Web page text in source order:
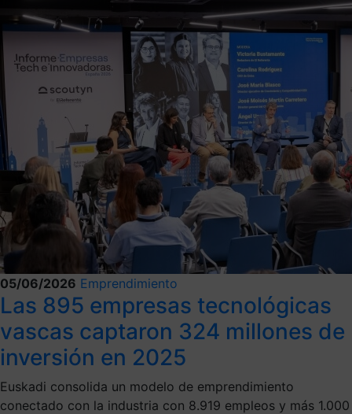
05/06/2026 Emprendimiento
Las 895 empresas tecnológicas
vascas captaron 324 millones de
inversión en 2025
Euskadi consolida un modelo de emprendimiento
conectado con la industria con 8.919 empleos y más 1.000